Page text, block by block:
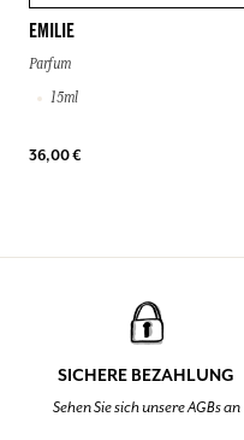
EMILIE
Parfum
15ml
36,00 €
SICHERE BEZAHLUNG
Sehen Sie sich unsere AGBs an